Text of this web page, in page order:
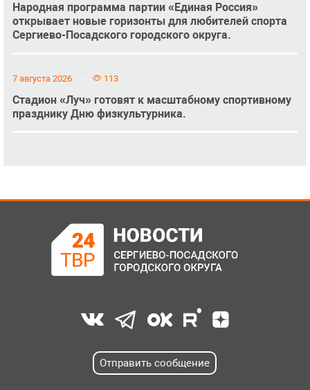
Народная программа партии «Единая Россия»
открывает новые горизонты для любителей спорта
Сергиево-Посадского городского округа.
7 августа 2026 113
Стадион «Луч» готовят к масштабному спортивному
празднику Дню физкультурника.
Отправить сообщение